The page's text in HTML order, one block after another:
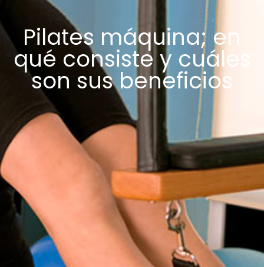
Pilates máquina; en
qué consiste y cuáles
son sus beneficios